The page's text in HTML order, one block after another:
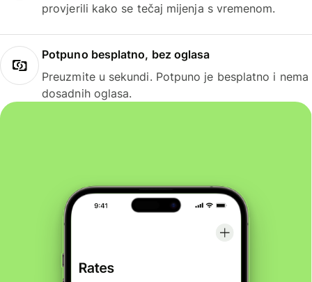
provjerili kako se tečaj mijenja s vremenom.
Potpuno besplatno, bez oglasa
Preuzmite u sekundi. Potpuno je besplatno i nema
dosadnih oglasa.